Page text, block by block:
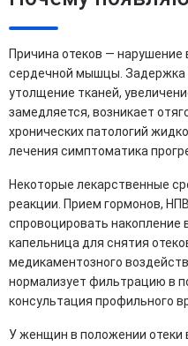
Причина отеков — нарушение
сердечной мышцы. Задержка
утолщение тканей,
замедляется, возникает
хронических патологий
лечения симптоматика
Некоторые лекарственные
реакции. Прием гормонов,
спровоцировать
капельница для снятия
медикаментозного
нормализует фильтрацию в
консультация профильного
У женщин в положении